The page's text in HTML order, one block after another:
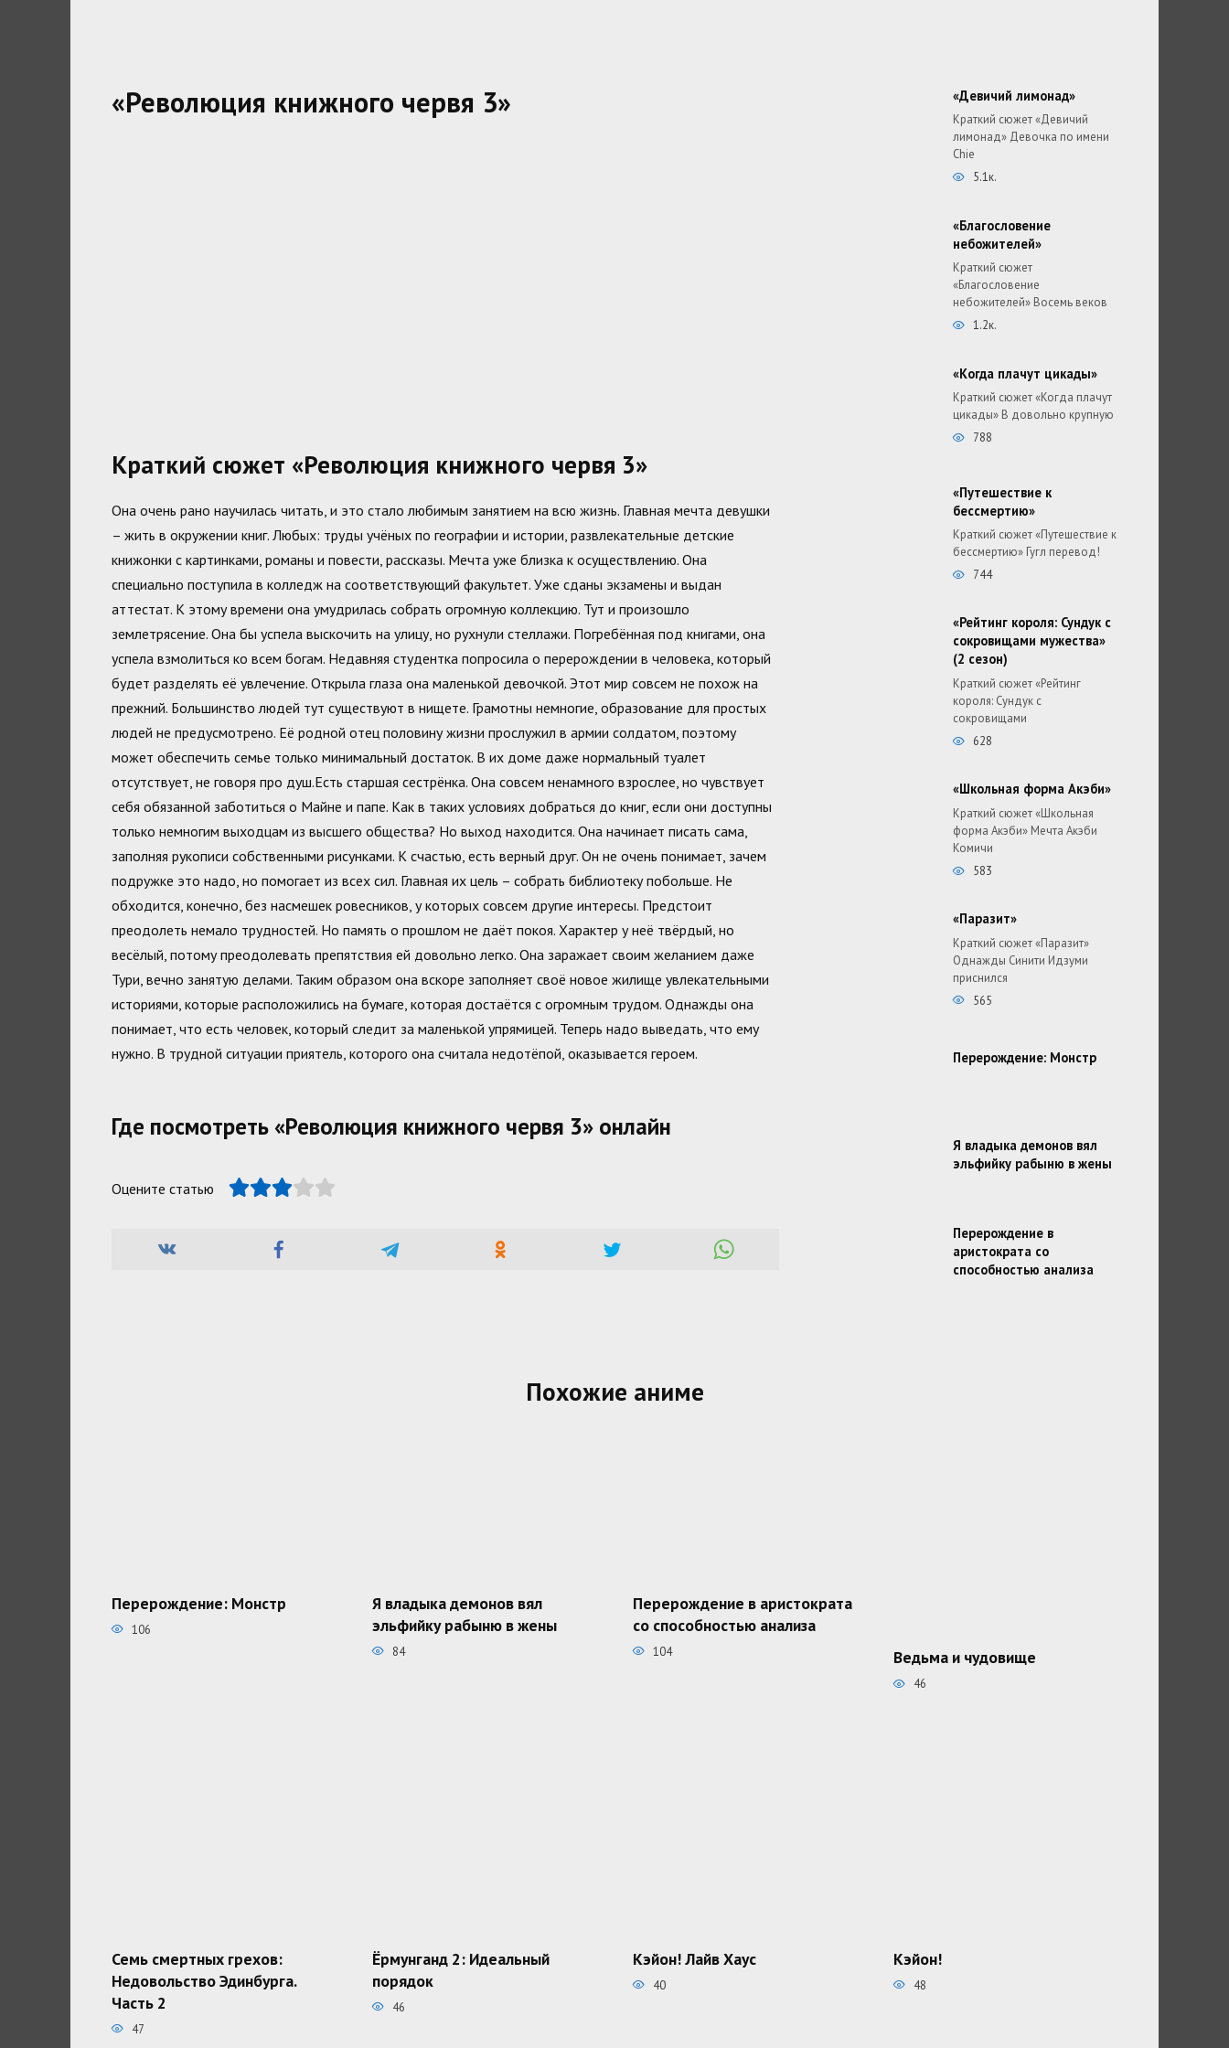
«Революция книжного червя 3»
Краткий сюжет «Революция книжного червя 3»
Она очень рано научилась читать, и это стало любимым занятием на всю жизнь. Главная мечта девушки
– жить в окружении книг. Любых: труды учёных по географии и истории, развлекательные детские
книжонки с картинками, романы и повести, рассказы. Мечта уже близка к осуществлению. Она
специально поступила в колледж на соответствующий факультет. Уже сданы экзамены и выдан
аттестат. К этому времени она умудрилась собрать огромную коллекцию. Тут и произошло
землетрясение. Она бы успела выскочить на улицу, но рухнули стеллажи. Погребённая под книгами, она
успела взмолиться ко всем богам. Недавняя студентка попросила о перерождении в человека, который
будет разделять её увлечение. Открыла глаза она маленькой девочкой. Этот мир совсем не похож на
прежний. Большинство людей тут существуют в нищете. Грамотны немногие, образование для простых
людей не предусмотрено. Её родной отец половину жизни прослужил в армии солдатом, поэтому
может обеспечить семье только минимальный достаток. В их доме даже нормальный туалет
отсутствует, не говоря про душ.Есть старшая сестрёнка. Она совсем ненамного взрослее, но чувствует
себя обязанной заботиться о Майне и папе. Как в таких условиях добраться до книг, если они доступны
только немногим выходцам из высшего общества? Но выход находится. Она начинает писать сама,
заполняя рукописи собственными рисунками. К счастью, есть верный друг. Он не очень понимает, зачем
подружке это надо, но помогает из всех сил. Главная их цель – собрать библиотеку побольше. Не
обходится, конечно, без насмешек ровесников, у которых совсем другие интересы. Предстоит
преодолеть немало трудностей. Но память о прошлом не даёт покоя. Характер у неё твёрдый, но
весёлый, потому преодолевать препятствия ей довольно легко. Она заражает своим желанием даже
Тури, вечно занятую делами. Таким образом она вскоре заполняет своё новое жилище увлекательными
историями, которые расположились на бумаге, которая достаётся с огромным трудом. Однажды она
понимает, что есть человек, который следит за маленькой упрямицей. Теперь надо выведать, что ему
нужно. В трудной ситуации приятель, которого она считала недотёпой, оказывается героем.
Где посмотреть «Революция книжного червя 3» онлайн
Оцените статью
«Девичий лимонад»
Краткий сюжет «Девичий
лимонад» Девочка по имени
Chie
5.1к.
«Благословение
небожителей»
Краткий сюжет
«Благословение
небожителей» Восемь веков
1.2к.
«Когда плачут цикады»
Краткий сюжет «Когда плачут
цикады» В довольно крупную
788
«Путешествие к
бессмертию»
Краткий сюжет «Путешествие к
бессмертию» Гугл перевод!
744
«Рейтинг короля: Сундук с
сокровищами мужества»
(2 сезон)
Краткий сюжет «Рейтинг
короля: Сундук с
сокровищами
628
«Школьная форма Акэби»
Краткий сюжет «Школьная
форма Акэби» Мечта Акэби
Комичи
583
«Паразит»
Краткий сюжет «Паразит»
Однажды Синити Идзуми
приснился
565
Перерождение: Монстр
Я владыка демонов вял
эльфийку рабыню в жены
Перерождение в
аристократа со
способностью анализа
Похожие аниме
Перерождение: Монстр
106
Я владыка демонов вял
эльфийку рабыню в жены
84
Перерождение в аристократа
со способностью анализа
104 Ведьма и чудовище
46
Семь смертных грехов:
Недовольство Эдинбурга.
Часть 2
47
Ёрмунганд 2: Идеальный
порядок
46
Кэйон! Лайв Хаус
40
Кэйон!
48